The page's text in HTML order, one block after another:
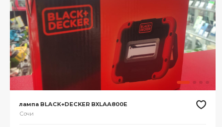
лампа BLACK+DECKER BXLAA800E
Сочи